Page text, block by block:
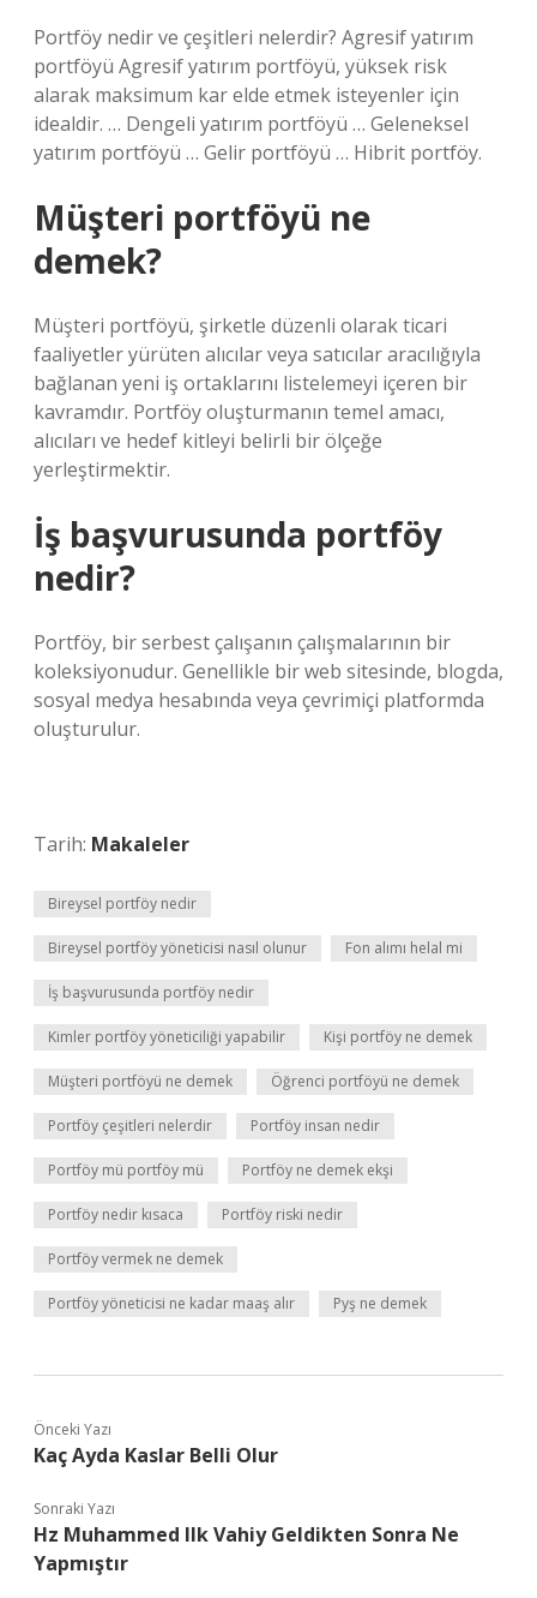
Portföy nedir ve çeşitleri nelerdir? Agresif yatırım
portföyü Agresif yatırım portföyü, yüksek risk
alarak maksimum kar elde etmek isteyenler için
idealdir. … Dengeli yatırım portföyü … Geleneksel
yatırım portföyü … Gelir portföyü … Hibrit portföy.
Müşteri portföyü ne
demek?
Müşteri portföyü, şirketle düzenli olarak ticari
faaliyetler yürüten alıcılar veya satıcılar aracılığıyla
bağlanan yeni iş ortaklarını listelemeyi içeren bir
kavramdır. Portföy oluşturmanın temel amacı,
alıcıları ve hedef kitleyi belirli bir ölçeğe
yerleştirmektir.
İş başvurusunda portföy
nedir?
Portföy, bir serbest çalışanın çalışmalarının bir
koleksiyonudur. Genellikle bir web sitesinde, blogda,
sosyal medya hesabında veya çevrimiçi platformda
oluşturulur.
Tarih: Makaleler
Bireysel portföy nedir
Bireysel portföy yöneticisi nasıl olunur Fon alımı helal mi
İş başvurusunda portföy nedir
Kimler portföy yöneticiliği yapabilir Kişi portföy ne demek
Müşteri portföyü ne demek Öğrenci portföyü ne demek
Portföy çeşitleri nelerdir Portföy insan nedir
Portföy mü portföy mü Portföy ne demek ekşi
Portföy nedir kısaca Portföy riski nedir
Portföy vermek ne demek
Portföy yöneticisi ne kadar maaş alır Pyş ne demek
Önceki Yazı
Kaç Ayda Kaslar Belli Olur
Sonraki Yazı
Hz Muhammed Ilk Vahiy Geldikten Sonra Ne
Yapmıştır